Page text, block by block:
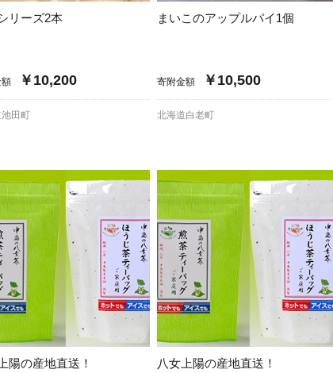
越前町
京都府 亀岡市 京都市
加西市 神戸市
宍粟市
新温泉町
リーズ2本
￥10,200
田町
まいこのアップルパイ1個
寄附金額 ￥10,500
北海道白老町
陽の産地直送！
八女上陽の産地直送！